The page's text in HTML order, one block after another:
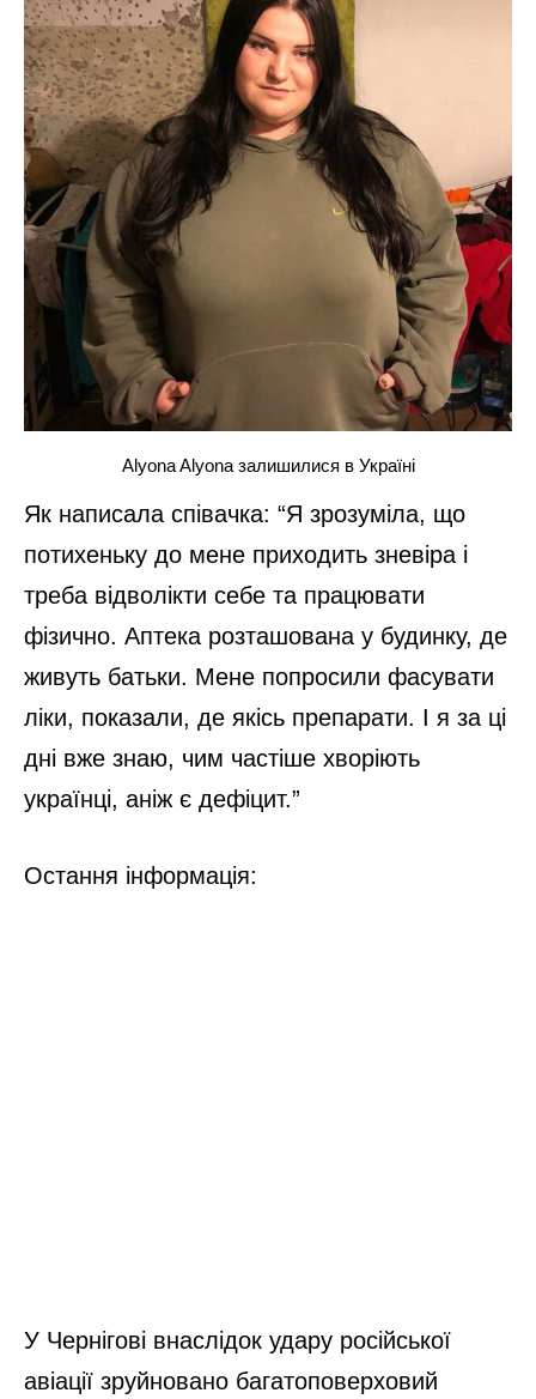
Alyona Alyona залишилися в Україні
Як написала співачка: “Я зрозуміла, що
потихеньку до мене приходить зневіра і
треба відволікти себе та працювати
фізично. Аптека розташована у будинку, де
живуть батьки. Мене попросили фасувати
ліки, показали, де якісь препарати. І я за ці
дні вже знаю, чим частіше хворіють
українці, аніж є дефіцит.”
Остання інформація:
У Чернігові внаслідок удару російської
авіації зруйновано багатоповерховий